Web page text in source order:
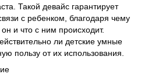
Такой девайс гарантирует
с ребенком, благодаря чему
и что с ним происходит.
ли детские умные
пользу от их использования.